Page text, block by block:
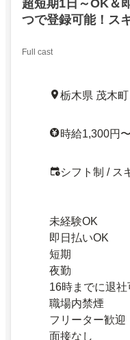
超短期1日～OK＆
つで登録可能！ス
Full cast
栃木県 茂木
時給1,300円
シフト制 / ス
未経験OK
即日払いOK
短期
夜勤
16時までに退社
職場内禁煙
フリーター歓迎
面接なし